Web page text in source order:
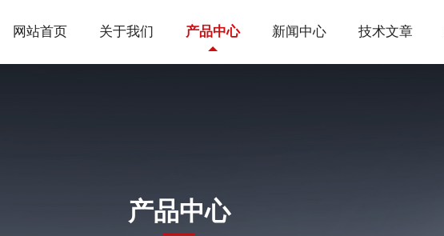
网站首页 关于我们 产品中心 新闻中心 技术文章
产品中心